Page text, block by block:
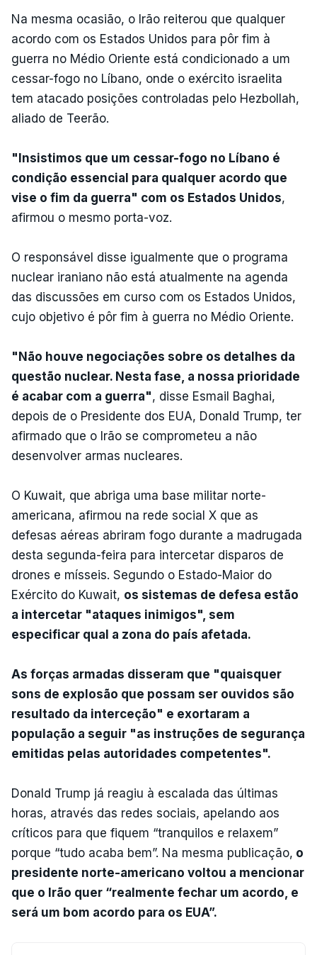
Na mesma ocasião, o Irão reiterou que qualquer
acordo com os Estados Unidos para pôr fim à
guerra no Médio Oriente está condicionado a um
cessar-fogo no Líbano, onde o exército israelita
tem atacado posições controladas pelo Hezbollah,
aliado de Teerão.
"Insistimos que um cessar-fogo no Líbano é
condição essencial para qualquer acordo que
vise o fim da guerra" com os Estados Unidos,
afirmou o mesmo porta-voz.
O responsável disse igualmente que o programa
nuclear iraniano não está atualmente na agenda
das discussões em curso com os Estados Unidos,
cujo objetivo é pôr fim à guerra no Médio Oriente.
"Não houve negociações sobre os detalhes da
questão nuclear. Nesta fase, a nossa prioridade
é acabar com a guerra", disse Esmail Baghai,
depois de o Presidente dos EUA, Donald Trump, ter
afirmado que o Irão se comprometeu a não
desenvolver armas nucleares.
O Kuwait, que abriga uma base militar norte-
americana, afirmou na rede social X que as
defesas aéreas abriram fogo durante a madrugada
desta segunda-feira para intercetar disparos de
drones e mísseis. Segundo o Estado-Maior do
Exército do Kuwait, os sistemas de defesa estão
a intercetar "ataques inimigos", sem
especificar qual a zona do país afetada.
As forças armadas disseram que "quaisquer
sons de explosão que possam ser ouvidos são
resultado da interceção" e exortaram a
população a seguir "as instruções de segurança
emitidas pelas autoridades competentes".
Donald Trump já reagiu à escalada das últimas
horas, através das redes sociais, apelando aos
críticos para que fiquem “tranquilos e relaxem”
porque “tudo acaba bem”. Na mesma publicação, o
presidente norte-americano voltou a mencionar
que o Irão quer “realmente fechar um acordo, e
será um bom acordo para os EUA”.